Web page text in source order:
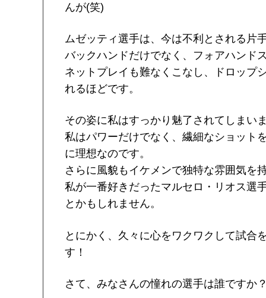
んが(笑)
ムゼッティ選手は、今は不利とされる片
バックハンドだけでなく、フォアハンド
ネットプレイも難なくこなし、ドロップ
れるほどです。
その姿に私はすっかり魅了されてしまい
私はパワーだけでなく、繊細なショット
に理想なのです。
さらに風貌もイケメンで独特な雰囲気を
私が一番好きだったマルセロ・リオス選
とかもしれません。
とにかく、久々に心をワクワクして試合
す！
さて、みなさんの憧れの選手は誰ですか